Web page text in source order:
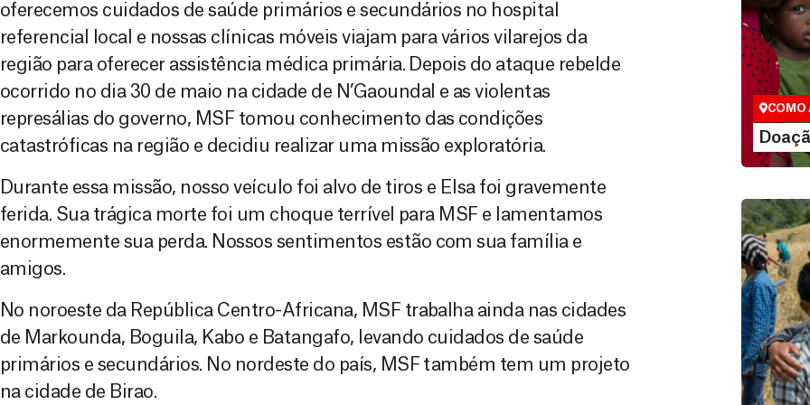
oferecemos cuidados de saúde primários e secundários no hospital
referencial local e nossas clínicas móveis viajam para vários vilarejos da
região para oferecer assistência médica primária. Depois do ataque rebelde
ocorrido no dia 30 de maio na cidade de N’Gaoundal e as violentas
represálias do governo, MSF tomou conhecimento das condições
catastróficas na região e decidiu realizar uma missão exploratória.
Durante essa missão, nosso veículo foi alvo de tiros e Elsa foi gravemente
ferida. Sua trágica morte foi um choque terrível para MSF e lamentamos
enormemente sua perda. Nossos sentimentos estão com sua família e
amigos.
No noroeste da República Centro-Africana, MSF trabalha ainda nas cidades
de Markounda, Boguila, Kabo e Batangafo, levando cuidados de saúde
primários e secundários. No nordeste do país, MSF também tem um projeto
na cidade de Birao.
Doação
São as
que nos
vidas em
COMO
Você